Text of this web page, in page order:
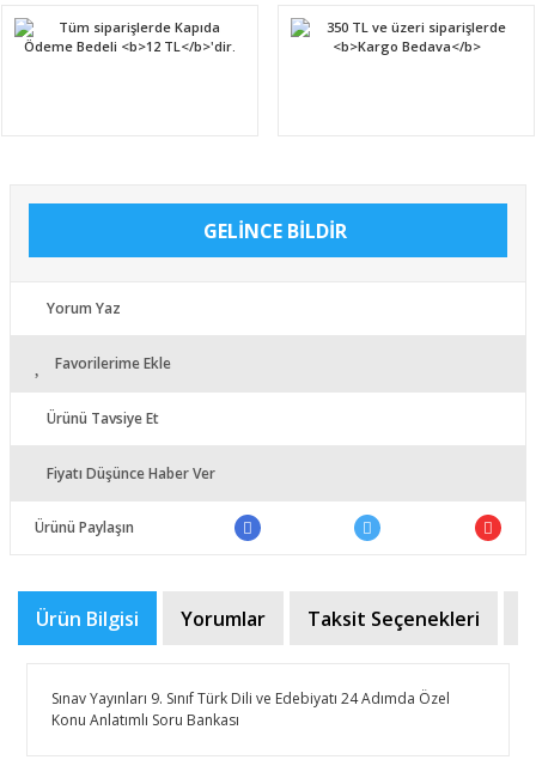
GELİNCE BİLDİR
Yorum Yaz
Favorilerime Ekle
Ürünü Tavsiye Et
Fiyatı Düşünce Haber Ver
Ürünü Paylaşın
Ürün Bilgisi Yorumlar Taksit Seçenekleri
Sınav Yayınları 9. Sınıf Türk Dili ve Edebiyatı 24 Adımda Özel
Konu Anlatımlı Soru Bankası